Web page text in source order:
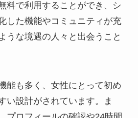
料で利用することができ、シ
した機能やコミュニティが充
うな境遇の人々と出会うこと
能も多く、女性にとって初め
い設計がされています。ま